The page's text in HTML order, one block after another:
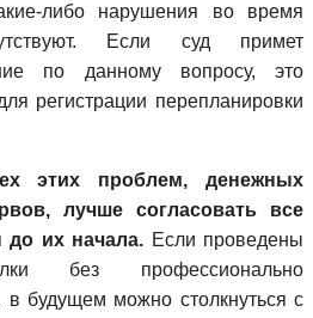
либо нарушения во время
Если суд примет
по данному вопросу, это
регистрации перепланировки
этих проблем, денежных
лучше согласовать все
их начала. Если проведены
без профессионально
в будущем можно столкнуться с